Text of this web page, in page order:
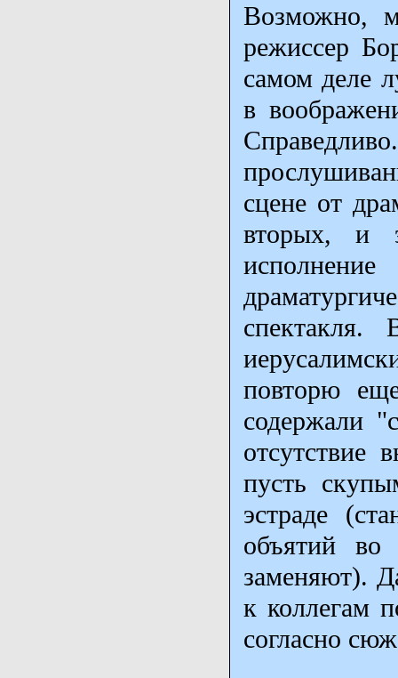
Возможно,
режиссер
самом деле
в
сцене от
вторых, и
повторю
содержали
отсутствие
пусть
эстраде
объятий
заменяют).
к коллегам
согласно